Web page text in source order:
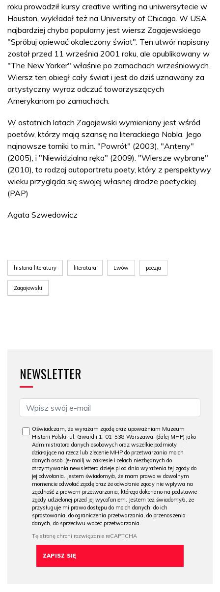
roku prowadził kursy creative writing na uniwersytecie w
Houston, wykładał też na University of Chicago. W USA
najbardziej chyba popularny jest wiersz Zagajewskiego
"Spróbuj opiewać okaleczony świat". Ten utwór napisany
został przed 11 września 2001 roku, ale opublikowany w
"The New Yorker" właśnie po zamachach wrześniowych.
Wiersz ten obiegł cały świat i jest do dziś uznawany za
artystyczny wyraz odczuć towarzyszących
Amerykanom po zamachach.
W ostatnich latach Zagajewski wymieniany jest wśród
poetów, którzy mają szansę na literackiego Nobla. Jego
najnowsze tomiki to m.in. "Powrót" (2003), "Anteny"
(2005), i "Niewidzialna ręka" (2009). "Wiersze wybrane"
(2010), to rodzaj autoportretu poety, który z perspektywy
wieku przygląda się swojej własnej drodze poetyckiej.
(PAP)
Agata Szwedowicz
historia literatury literatura Lwów poezja
Zagajewski
NEWSLETTER
Oświadczam, że wyrażam zgodę oraz upoważniam Muzeum
Historii Polski, ul. Gwardii 1, 01-538 Warszawa, (dalej MHP) jako
Administratora danych osobowych oraz wszelkie podmioty
działające na rzecz lub zlecenie MHP do przetwarzania moich
danych osob. (e-mail) w zakresie i celach niezbędnych do
otrzymywania newslettera dzieje.pl od dnia wyrażenia tej zgody do
jej odwołania. Jestem świadomy/a, że mam prawo w dowolnym
momencie odwołać zgodę oraz że odwołanie zgody nie wpływa na
zgodność z prawem przetwarzania, którego dokonano na podstawie
zgody udzielonej przed jej wycofaniem. Jestem też świadomy/a, że
przysługuje mi prawo dostępu do moich danych, do ich
sprostowania, do ograniczenia przetwarzania, do przenoszenia
danych, do sprzeciwu wobec przetwarzania.